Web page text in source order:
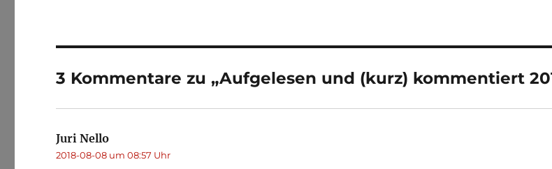
3 Kommentare zu „Aufgelesen und (kurz) kommentiert
Juri Nello
2018-08-08 um 08:57 Uhr